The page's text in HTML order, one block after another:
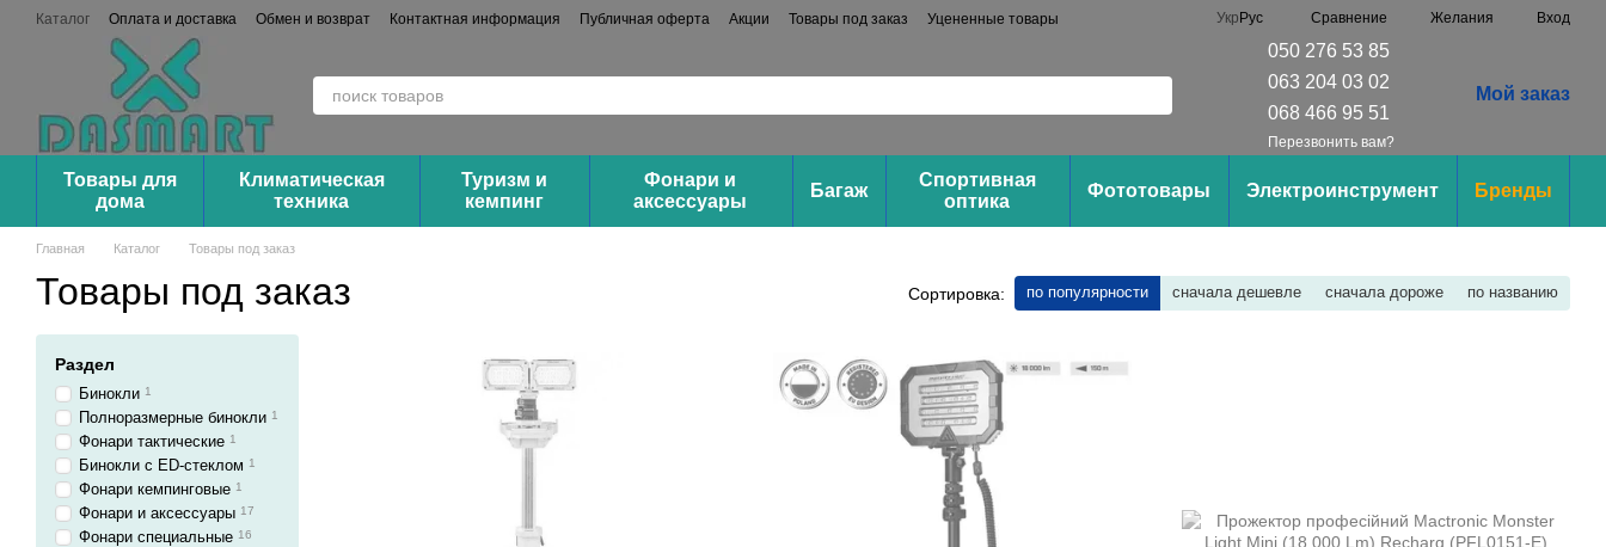
Перейти к основному контенту
Каталог Оплата и доставка Обмен и возврат Контактная информация Публичная оферта Акции Товары под заказ
Уцененные товары
Сотрудничество (Опт/Дроп)
Укр Рус Сравнение Желания Вход
050 276 53 85
063 204 03 02
068 466 95 51
Перезвонить вам?
Мой заказ
Товары для
дома
Климатическая
техника
Туризм и
кемпинг
Фонари и
аксессуары
Багаж
Спортивная
оптика
Фототовары Электроинструмент Бренды
Главная Каталог Товары под заказ
Товары под заказ Сортировка: по популярности сначала дешевле сначала дороже по названию
Раздел
Бинокли 1
Полноразмерные бинокли 1
Фонари тактические 1
Бинокли с ED-стеклом 1
Фонари кемпинговые 1
Фонари и аксессуары 17
Фонари специальные 16